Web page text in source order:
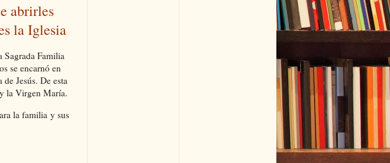
abrirles
la Iglesia
Sagrada Familia
se encarnó en
Jesús. De esta
la Virgen María.
la familia y sus